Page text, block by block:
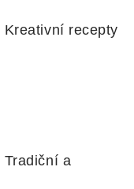
recepty
Tradiční a